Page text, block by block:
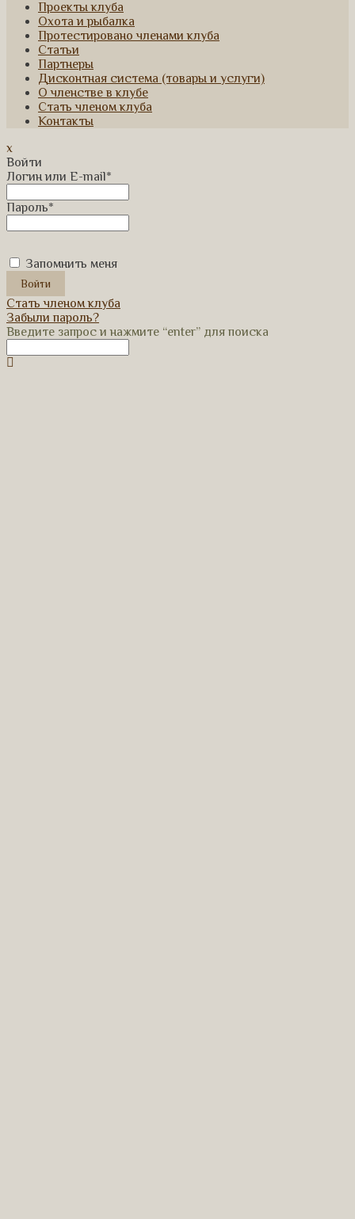
Проекты клуба
Охота и рыбалка
Протестировано членами клуба
Статьи
Партнеры
Дисконтная система (товары и услуги)
О членстве в клубе
Стать членом клуба
Контакты
x
Войти
Логин или E-mail*
Пароль*
Запомнить меня
Стать членом клуба
Забыли пароль?
Введите запрос и нажмите “enter” для поиска